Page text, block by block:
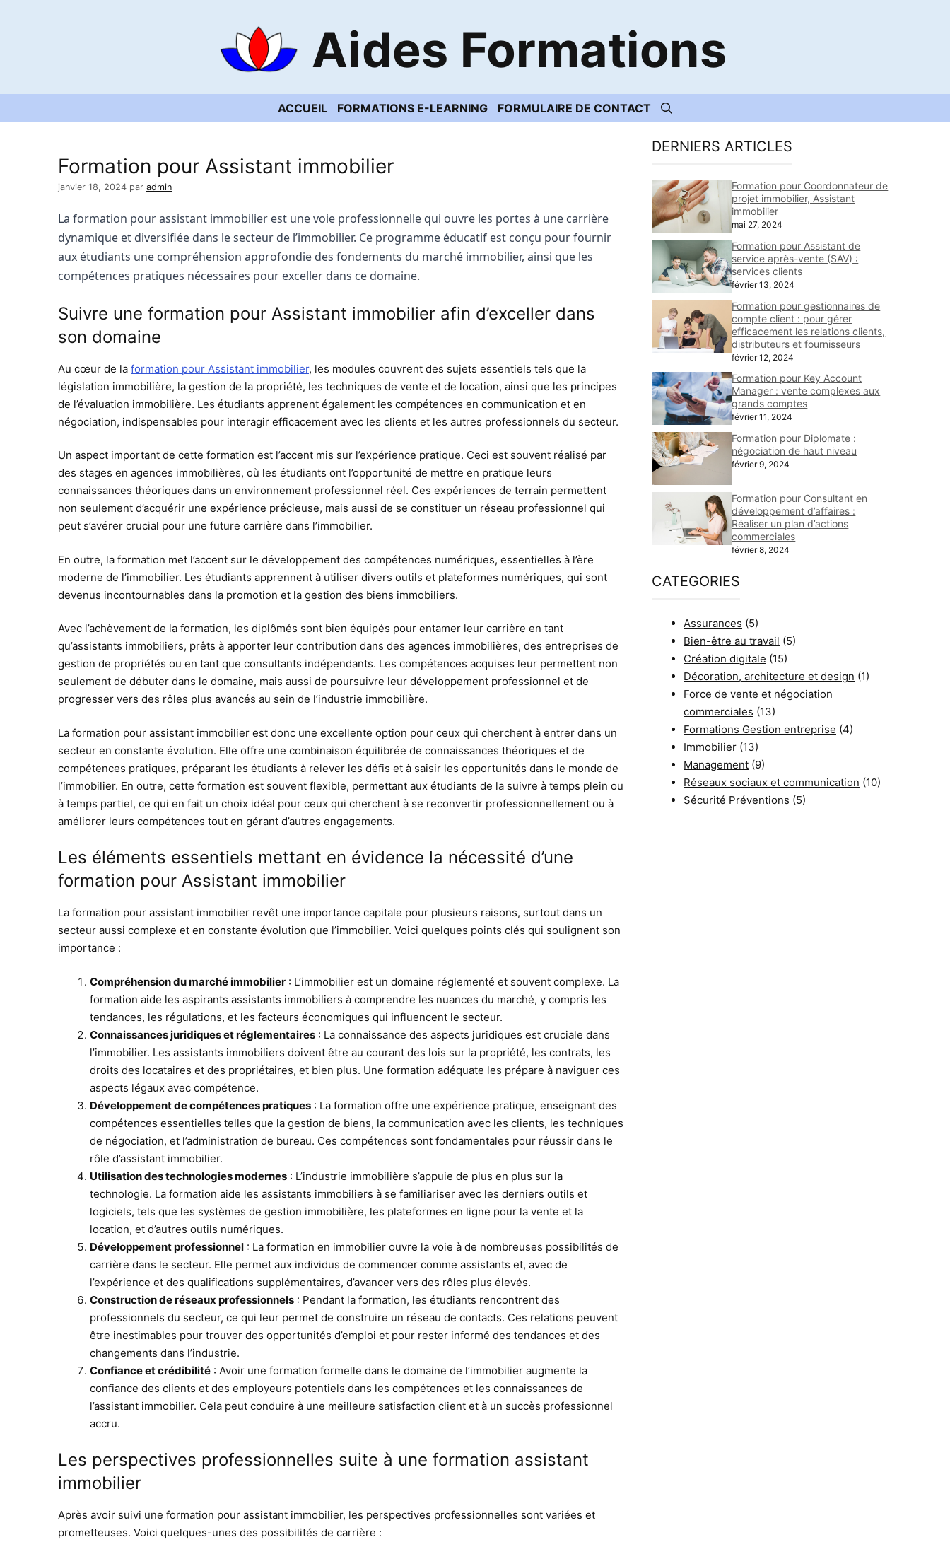
Aides Formations
ACCUEIL FORMATIONS E-LEARNING FORMULAIRE DE CONTACT
Formation pour Assistant immobilier
janvier 18, 2024 par admin
La formation pour assistant immobilier est une voie professionnelle qui ouvre les portes à une carrière
dynamique et diversifiée dans le secteur de l’immobilier. Ce programme éducatif est conçu pour fournir
aux étudiants une compréhension approfondie des fondements du marché immobilier, ainsi que les
compétences pratiques nécessaires pour exceller dans ce domaine.
Suivre une formation pour Assistant immobilier afin d’exceller dans
son domaine
Au cœur de la formation pour Assistant immobilier, les modules couvrent des sujets essentiels tels que la
législation immobilière, la gestion de la propriété, les techniques de vente et de location, ainsi que les principes
de l’évaluation immobilière. Les étudiants apprenent également les compétences en communication et en
négociation, indispensables pour interagir efficacement avec les clients et les autres professionnels du secteur.
Un aspect important de cette formation est l’accent mis sur l’expérience pratique. Ceci est souvent réalisé par
des stages en agences immobilières, où les étudiants ont l’opportunité de mettre en pratique leurs
connaissances théoriques dans un environnement professionnel réel. Ces expériences de terrain permettent
non seulement d’acquérir une expérience précieuse, mais aussi de se constituer un réseau professionnel qui
peut s’avérer crucial pour une future carrière dans l’immobilier.
En outre, la formation met l’accent sur le développement des compétences numériques, essentielles à l’ère
moderne de l’immobilier. Les étudiants apprennent à utiliser divers outils et plateformes numériques, qui sont
devenus incontournables dans la promotion et la gestion des biens immobiliers.
Avec l’achèvement de la formation, les diplômés sont bien équipés pour entamer leur carrière en tant
qu’assistants immobiliers, prêts à apporter leur contribution dans des agences immobilières, des entreprises de
gestion de propriétés ou en tant que consultants indépendants. Les compétences acquises leur permettent non
seulement de débuter dans le domaine, mais aussi de poursuivre leur développement professionnel et de
progresser vers des rôles plus avancés au sein de l’industrie immobilière.
La formation pour assistant immobilier est donc une excellente option pour ceux qui cherchent à entrer dans un
secteur en constante évolution. Elle offre une combinaison équilibrée de connaissances théoriques et de
compétences pratiques, préparant les étudiants à relever les défis et à saisir les opportunités dans le monde de
l’immobilier. En outre, cette formation est souvent flexible, permettant aux étudiants de la suivre à temps plein ou
à temps partiel, ce qui en fait un choix idéal pour ceux qui cherchent à se reconvertir professionnellement ou à
améliorer leurs compétences tout en gérant d’autres engagements.
Les éléments essentiels mettant en évidence la nécessité d’une
formation pour Assistant immobilier
La formation pour assistant immobilier revêt une importance capitale pour plusieurs raisons, surtout dans un
secteur aussi complexe et en constante évolution que l’immobilier. Voici quelques points clés qui soulignent son
importance :
Compréhension du marché immobilier : L’immobilier est un domaine réglementé et souvent complexe. La
formation aide les aspirants assistants immobiliers à comprendre les nuances du marché, y compris les
tendances, les régulations, et les facteurs économiques qui influencent le secteur.
Connaissances juridiques et réglementaires : La connaissance des aspects juridiques est cruciale dans
l’immobilier. Les assistants immobiliers doivent être au courant des lois sur la propriété, les contrats, les
droits des locataires et des propriétaires, et bien plus. Une formation adéquate les prépare à naviguer ces
aspects légaux avec compétence.
Développement de compétences pratiques : La formation offre une expérience pratique, enseignant des
compétences essentielles telles que la gestion de biens, la communication avec les clients, les techniques
de négociation, et l’administration de bureau. Ces compétences sont fondamentales pour réussir dans le
rôle d’assistant immobilier.
Utilisation des technologies modernes : L’industrie immobilière s’appuie de plus en plus sur la
technologie. La formation aide les assistants immobiliers à se familiariser avec les derniers outils et
logiciels, tels que les systèmes de gestion immobilière, les plateformes en ligne pour la vente et la
location, et d’autres outils numériques.
Développement professionnel : La formation en immobilier ouvre la voie à de nombreuses possibilités de
carrière dans le secteur. Elle permet aux individus de commencer comme assistants et, avec de
l’expérience et des qualifications supplémentaires, d’avancer vers des rôles plus élevés.
Construction de réseaux professionnels : Pendant la formation, les étudiants rencontrent des
professionnels du secteur, ce qui leur permet de construire un réseau de contacts. Ces relations peuvent
être inestimables pour trouver des opportunités d’emploi et pour rester informé des tendances et des
changements dans l’industrie.
Confiance et crédibilité : Avoir une formation formelle dans le domaine de l’immobilier augmente la
confiance des clients et des employeurs potentiels dans les compétences et les connaissances de
l’assistant immobilier. Cela peut conduire à une meilleure satisfaction client et à un succès professionnel
accru.
Les perspectives professionnelles suite à une formation assistant
immobilier
Après avoir suivi une formation pour assistant immobilier, les perspectives professionnelles sont variées et
prometteuses. Voici quelques-unes des possibilités de carrière :
DERNIERS ARTICLES
Formation pour Coordonnateur de
projet immobilier, Assistant
immobilier
mai 27, 2024
Formation pour Assistant de
service après-vente (SAV) :
services clients
février 13, 2024
Formation pour gestionnaires de
compte client : pour gérer
efficacement les relations clients,
distributeurs et fournisseurs
février 12, 2024
Formation pour Key Account
Manager : vente complexes aux
grands comptes
février 11, 2024
Formation pour Diplomate :
négociation de haut niveau
février 9, 2024
Formation pour Consultant en
développement d’affaires :
Réaliser un plan d’actions
commerciales
février 8, 2024
CATEGORIES
Assurances (5)
Bien-être au travail (5)
Création digitale (15)
Décoration, architecture et design (1)
Force de vente et négociation
commerciales (13)
Formations Gestion entreprise (4)
Immobilier (13)
Management (9)
Réseaux sociaux et communication (10)
Sécurité Préventions (5)